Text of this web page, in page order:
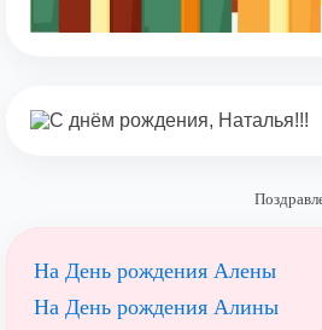
На День рождения Алены
На День рождения Алины